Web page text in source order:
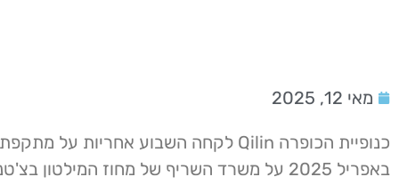
מאי 12, 2025
באפריל 2025 על משרד השריף של מחוז המילטון